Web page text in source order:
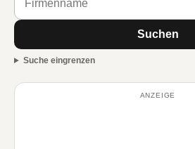
Suchen
Suche eingrenzen
ANZEIGE